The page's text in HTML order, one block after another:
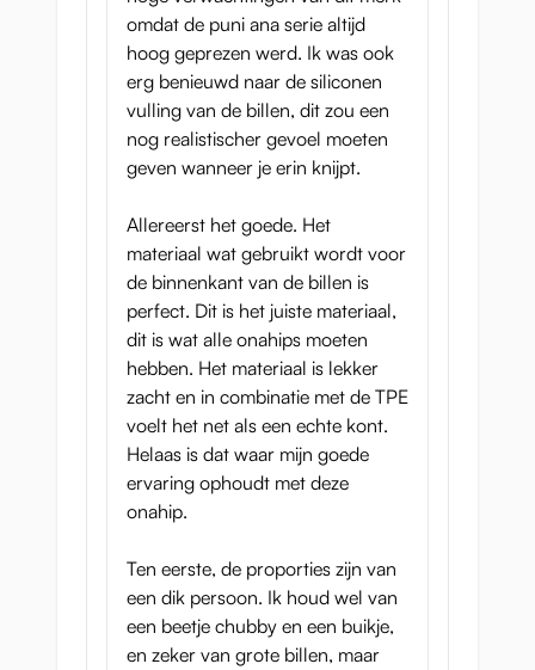
Rövens enkelskiktade struktur gör att den är
extra hållbar, så var inte rädd för att köra
Sammanfattning för Puni
Hela EXE:s expertis har samlats för att
tillverka denna Kiwami-version: designen på
utsidan, formen på de två tunnlarna, de
använda materialen, de fina skinkorna och
skelettstrukturen bidrar alla till att göra
denna sexleksak för män helt fantastisk.
Specifikationer för Puni
Ana DX - Kiwami
Höjd: 28cm
Bredd: 28 cm
Höjd: 15 cm
Vikt:5.7 kg
omdat de puni ana serie altijd
hoog geprezen werd. Ik was ook
erg benieuwd naar de siliconen
vulling van de billen, dit zou een
nog realistischer gevoel moeten
geven wanneer je erin knijpt.
Allereerst het goede. Het
materiaal wat gebruikt wordt voor
de binnenkant van de billen is
perfect. Dit is het juiste materiaal,
dit is wat alle onahips moeten
hebben. Het materiaal is lekker
zacht en in combinatie met de TPE
voelt het net als een echte kont.
Helaas is dat waar mijn goede
ervaring ophoudt met deze
onahip.
Ten eerste, de proporties zijn van
een dik persoon. Ik houd wel van
een beetje chubby en een buikje,
en zeker van grote billen, maar